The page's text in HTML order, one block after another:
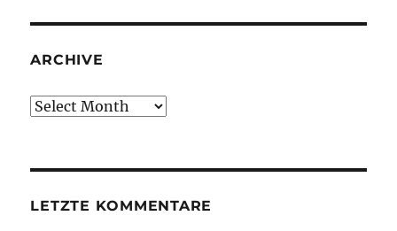
ARCHIVE
Archive
LETZTE KOMMENTARE